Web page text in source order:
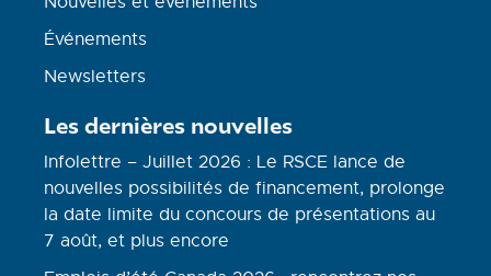
Événements
Newsletters
Les dernières nouvelles
Infolettre – Juillet 2026 : Le RSCE lance de
nouvelles possibilités de financement, prolonge
la date limite du concours de présentations au
7 août, et plus encore